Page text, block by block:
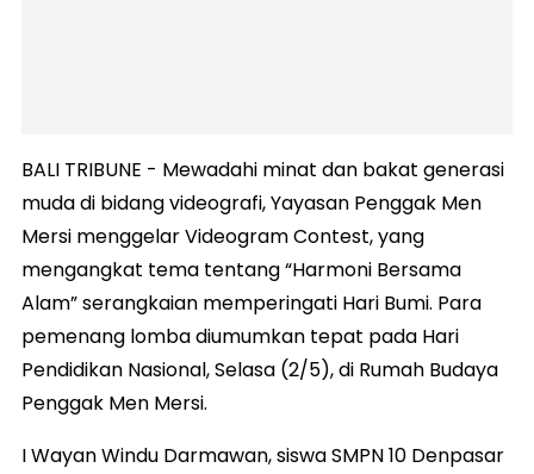
BALI TRIBUNE - Mewadahi minat dan bakat generasi
muda di bidang videografi, Yayasan Penggak Men
Mersi menggelar Videogram Contest, yang
mengangkat tema tentang “Harmoni Bersama
Alam” serangkaian memperingati Hari Bumi. Para
pemenang lomba diumumkan tepat pada Hari
Pendidikan Nasional, Selasa (2/5), di Rumah Budaya
Penggak Men Mersi.
I Wayan Windu Darmawan, siswa SMPN 10 Denpasar